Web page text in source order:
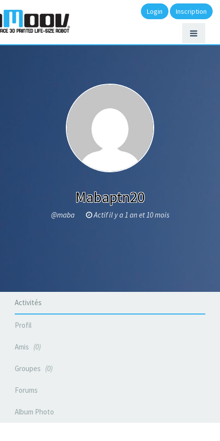
Login Inscription
Mabaptn20
@maba Actif il y a 1 an et 10 mois
Activités
Profil
Amis 0
Groupes 0
Forums
Album Photo